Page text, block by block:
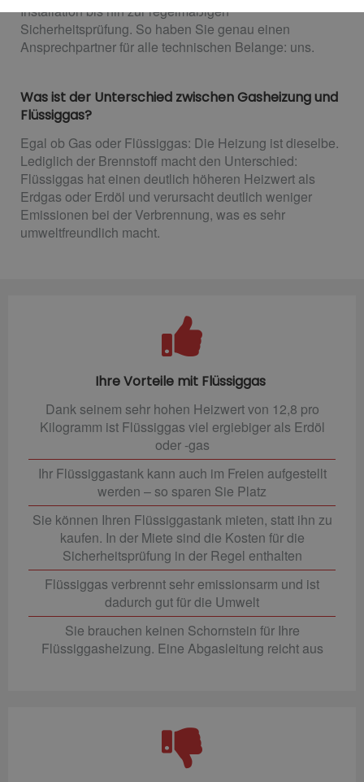
Installation bis hin zur regelmäßigen
Sicherheitsprüfung. So haben Sie genau einen
Ansprechpartner für alle technischen Belange: uns.
Was ist der Unterschied zwischen Gasheizung und
Flüssiggas?
Egal ob Gas oder Flüssiggas: Die Heizung ist dieselbe.
Lediglich der Brennstoff macht den Unterschied:
Flüssiggas hat einen deutlich höheren Heizwert als
Erdgas oder Erdöl und verursacht deutlich weniger
Emissionen bei der Verbrennung, was es sehr
umweltfreundlich macht.
Ihre Vorteile mit Flüssiggas
Dank seinem sehr hohen Heizwert von 12,8 pro
Kilogramm ist Flüssiggas viel ergiebiger als Erdöl
oder -gas
Ihr Flüssiggastank kann auch im Freien aufgestellt
werden – so sparen Sie Platz
Sie können Ihren Flüssiggastank mieten, statt ihn zu
kaufen. In der Miete sind die Kosten für die
Sicherheitsprüfung in der Regel enthalten
Flüssiggas verbrennt sehr emissionsarm und ist
dadurch gut für die Umwelt
Sie brauchen keinen Schornstein für Ihre
Flüssiggasheizung. Eine Abgasleitung reicht aus